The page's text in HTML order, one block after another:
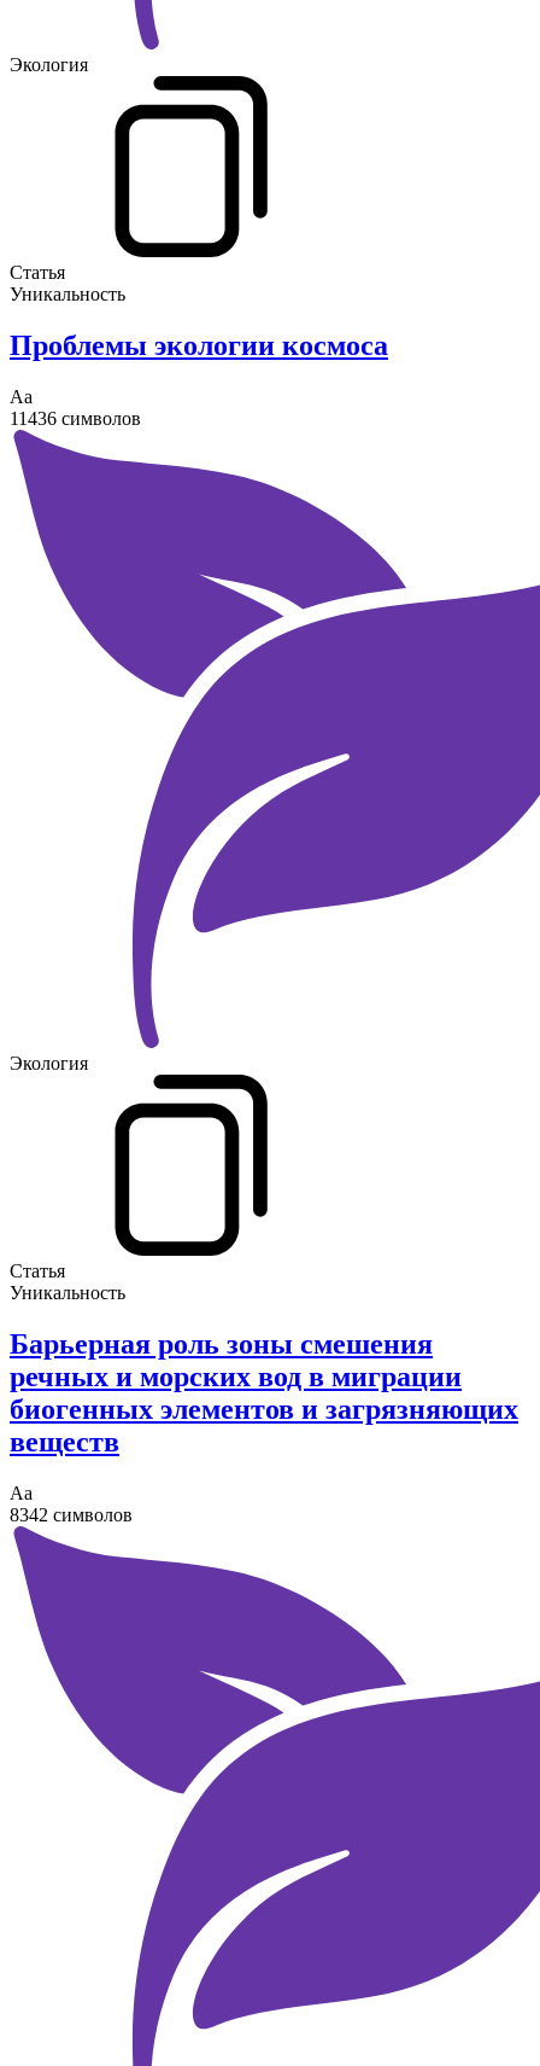
Экология
Статья
Уникальность
Проблемы экологии космоса
Аа
11436 символов
Экология
Статья
Уникальность
Барьерная роль зоны смешения
речных и морских вод в миграции
биогенных элементов и загрязняющих
веществ
Аа
8342 символов